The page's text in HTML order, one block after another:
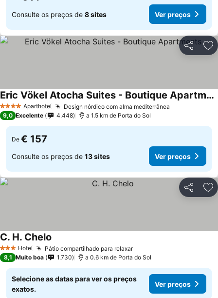
Consulte os preços de 8 sites Ver preços
Partilhar
4 EstrelasAparthotel Design nórdico com alma mediterrânea
Eric Vökel Atocha Suites - Boutique Apartments
Ver preços
9,0 Excelente 4.448 a 1.5 km de Porta do Sol
De € 157
Consulte os preços de 13 sites Ver preços
Partilhar
3 EstrelasHotel Pátio compartilhado para relaxarVer preços
C. H. Chelo
8,1 Muito boa 1.730 a 0.6 km de Porta do Sol
Selecione as datas para ver os preços
exatos.
Ver preços